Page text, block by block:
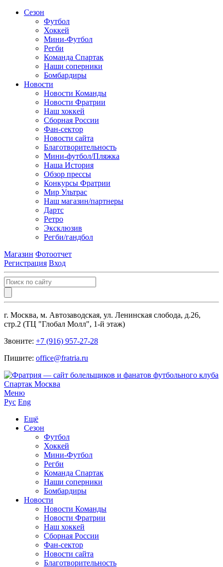
Сезон
Футбол
Хоккей
Мини-Футбол
Регби
Команда Спартак
Наши соперники
Бомбардиры
Новости
Новости Команды
Новости Фратрии
Наш хоккей
Сборная России
Фан-cектор
Новости сайта
Благотворительность
Мини-футбол/Пляжка
Наша История
Обзор прессы
Конкурсы Фратрии
Мир Ультрас
Наш магазин/партнеры
Дартс
Ретро
Эксклюзив
Регби/гандбол
Магазин Фотоотчет
Регистрация Вход
г. Москва, м. Автозаводская, ул. Ленинская слобода, д.26,
стр.2 (ТЦ "Глобал Молл", 1-й этаж)
Звоните: +7 (916) 957-27-28
Пишите: office@fratria.ru
Меню
Рус Eng
Ещё
Сезон
Футбол
Хоккей
Мини-Футбол
Регби
Команда Спартак
Наши соперники
Бомбардиры
Новости
Новости Команды
Новости Фратрии
Наш хоккей
Сборная России
Фан-cектор
Новости сайта
Благотворительность